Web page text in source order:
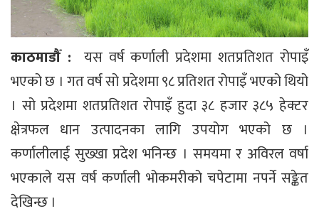
काठमाडौँ : यस वर्ष कर्णाली प्रदेशमा शतप्रतिशत रोपाइँ
भएको छ । गत वर्ष सो प्रदेशमा ९८ प्रतिशत रोपाइँ भएको थियो
। सो प्रदेशमा शतप्रतिशत रोपाइँ हुदा ३८ हजार ३८५ हेक्टर
क्षेत्रफल धान उत्पादनका लागि उपयोग भएको छ ।
कर्णालीलाई सुख्खा प्रदेश भनिन्छ । समयमा र अविरल वर्षा
भएकाले यस वर्ष कर्णाली भोकमरीको चपेटामा नपर्ने सङ्केत
देखिन्छ ।